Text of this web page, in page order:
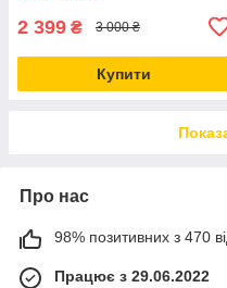
2 399 ₴ 3 000 ₴
Купити
Про нас
98% позитивних з 470
Працює з 29.06.2022